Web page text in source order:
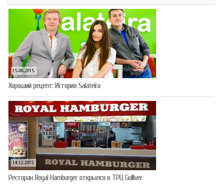
15.06.2015
Хороший рецепт: История Salateira
14.12.2015
Ресторан Royal Hamburger открылся в ТРЦ Gulliver